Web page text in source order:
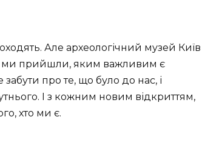
Але археологічний музей Київ
ми прийшли, яким важливим є
про те, що було до нас, і
І з кожним новим відкриттям,
хто ми є.